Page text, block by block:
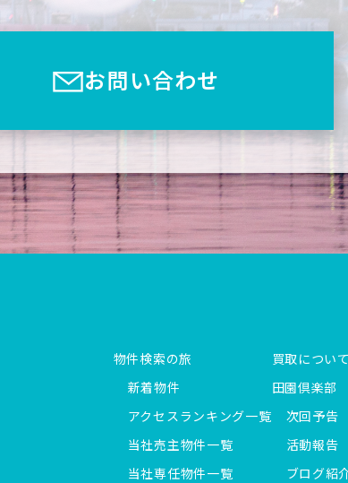
お問い合わせ
物件検索の旅
新着物件
アクセスランキング一覧
当社売主物件一覧
当社専任物件一覧
買取について
田園倶楽部
次回予告
活動報告
ブログ紹